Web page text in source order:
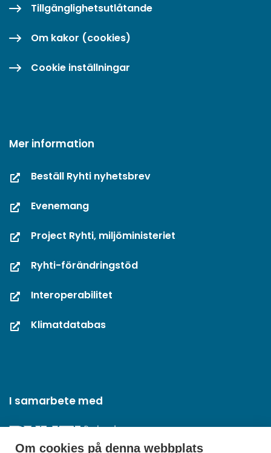
Om cookies på denna webbplats
Tillgänglighetsutlåtande
Om kakor (cookies)
Cookie inställningar
Mer information
Beställ Ryhti nyhetsbrev
Evenemang
Project Ryhti, miljöministeriet
Ryhti-förändringstöd
Interoperabilitet
Klimatdatabas
I samarbete med